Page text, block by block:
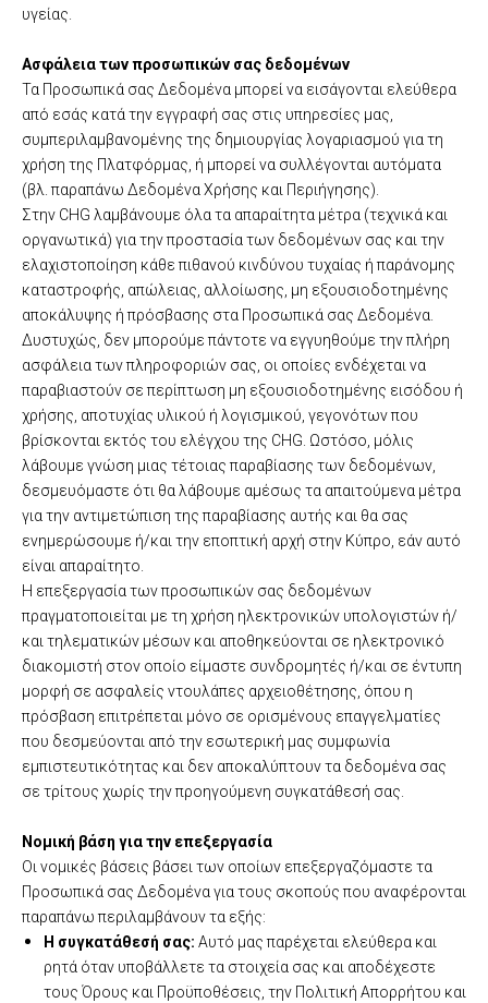
υγείας.
Ασφάλεια των προσωπικών σας δεδομένων
Τα Προσωπικά σας Δεδομένα μπορεί να εισάγονται ελεύθερα
από εσάς κατά την εγγραφή σας στις υπηρεσίες μας,
συμπεριλαμβανομένης της δημιουργίας λογαριασμού για τη
χρήση της Πλατφόρμας, ή μπορεί να συλλέγονται αυτόματα
(βλ. παραπάνω Δεδομένα Χρήσης και Περιήγησης).
Στην CHG λαμβάνουμε όλα τα απαραίτητα μέτρα (τεχνικά και
οργανωτικά) για την προστασία των δεδομένων σας και την
ελαχιστοποίηση κάθε πιθανού κινδύνου τυχαίας ή παράνομης
καταστροφής, απώλειας, αλλοίωσης, μη εξουσιοδοτημένης
αποκάλυψης ή πρόσβασης στα Προσωπικά σας Δεδομένα.
Δυστυχώς, δεν μπορούμε πάντοτε να εγγυηθούμε την πλήρη
ασφάλεια των πληροφοριών σας, οι οποίες ενδέχεται να
παραβιαστούν σε περίπτωση μη εξουσιοδοτημένης εισόδου ή
χρήσης, αποτυχίας υλικού ή λογισμικού, γεγονότων που
βρίσκονται εκτός του ελέγχου της CHG. Ωστόσο, μόλις
λάβουμε γνώση μιας τέτοιας παραβίασης των δεδομένων,
δεσμευόμαστε ότι θα λάβουμε αμέσως τα απαιτούμενα μέτρα
για την αντιμετώπιση της παραβίασης αυτής και θα σας
ενημερώσουμε ή/και την εποπτική αρχή στην Κύπρο, εάν αυτό
είναι απαραίτητο.
Η επεξεργασία των προσωπικών σας δεδομένων
πραγματοποιείται με τη χρήση ηλεκτρονικών υπολογιστών ή/
και τηλεματικών μέσων και αποθηκεύονται σε ηλεκτρονικό
διακομιστή στον οποίο είμαστε συνδρομητές ή/και σε έντυπη
μορφή σε ασφαλείς ντουλάπες αρχειοθέτησης, όπου η
πρόσβαση επιτρέπεται μόνο σε ορισμένους επαγγελματίες
που δεσμεύονται από την εσωτερική μας συμφωνία
εμπιστευτικότητας και δεν αποκαλύπτουν τα δεδομένα σας
σε τρίτους χωρίς την προηγούμενη συγκατάθεσή σας.
Νομική βάση για την επεξεργασία
Οι νομικές βάσεις βάσει των οποίων επεξεργαζόμαστε τα
Προσωπικά σας Δεδομένα για τους σκοπούς που αναφέρονται
παραπάνω περιλαμβάνουν τα εξής:
Η συγκατάθεσή σας: Αυτό μας παρέχεται ελεύθερα και
ρητά όταν υποβάλλετε τα στοιχεία σας και αποδέχεστε
τους Όρους και Προϋποθέσεις, την Πολιτική Απορρήτου και